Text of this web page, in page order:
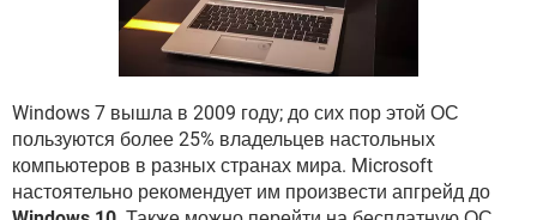
Windows 7 вышла в 2009 году; до сих пор этой ОС
пользуются более 25% владельцев настольных
компьютеров в разных странах мира. Microsoft
настоятельно рекомендует им произвести апгрейд до